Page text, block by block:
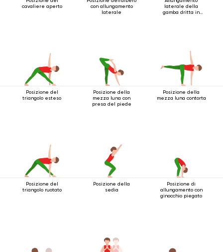
cavaliere aperto
con allungamento
laterale
laterale della
gamba dritta in
Posizione del
triangolo esteso
Posizione della
mezza luna con
presa del piede
Posizione della
mezza luna contorta
Posizione del
triangolo ruotato
Posizione della
sedia
Posizione di
allungamento con
ginocchio piegato